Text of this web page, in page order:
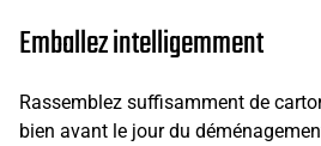
Emballez intelligemment
Rassemblez suffisamment de
bien avant le jour du